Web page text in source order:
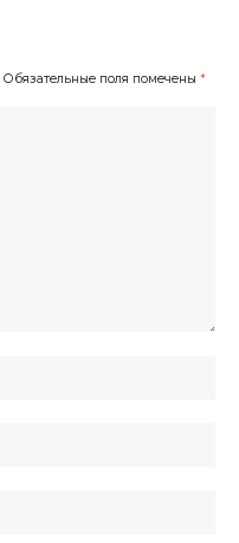
Обязательные поля помечены *